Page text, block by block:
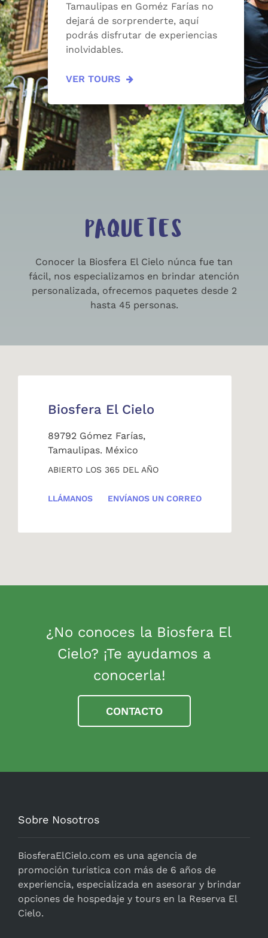
Tamaulipas en Goméz Farías no
dejará de sorprenderte, aquí
podrás disfrutar de experiencias
inolvidables.
VER TOURS
PAQUETES
Conocer la Biosfera El Cielo núnca fue tan
fácil, nos especializamos en brindar atención
personalizada, ofrecemos paquetes desde 2
hasta 45 personas.
Biosfera El Cielo
89792 Gómez Farías,
Tamaulipas. México
ABIERTO LOS 365 DEL AÑO
LLÁMANOS ENVÍANOS UN CORREO
¿No conoces la Biosfera El
Cielo? ¡Te ayudamos a
conocerla!
CONTACTO
Sobre Nosotros
BiosferaElCielo.com es una agencia de
promoción turistica con más de 6 años de
experiencia, especializada en asesorar y brindar
opciones de hospedaje y tours en la Reserva El
Cielo.